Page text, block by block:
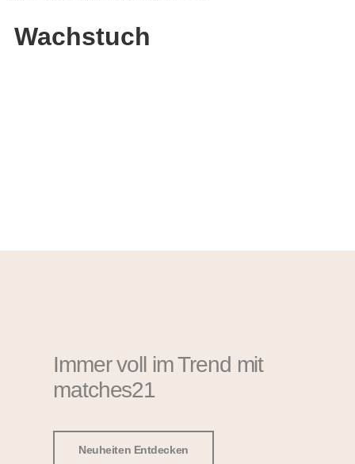
Wachstuch
Immer voll im Trend mit
matches21
Neuheiten Entdecken